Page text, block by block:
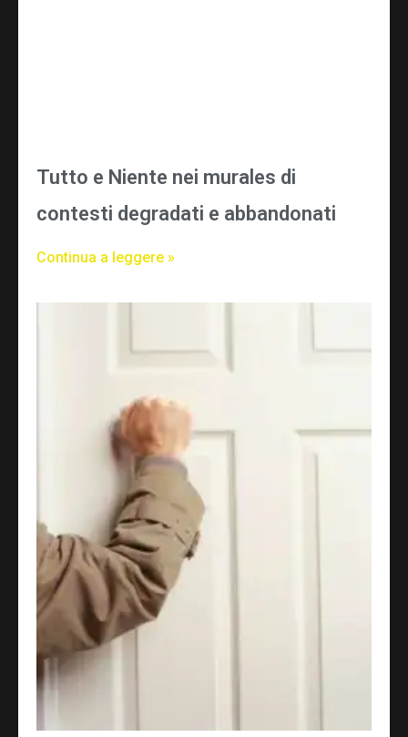
Tutto e Niente nei murales di
contesti degradati e abbandonati
Continua a leggere »